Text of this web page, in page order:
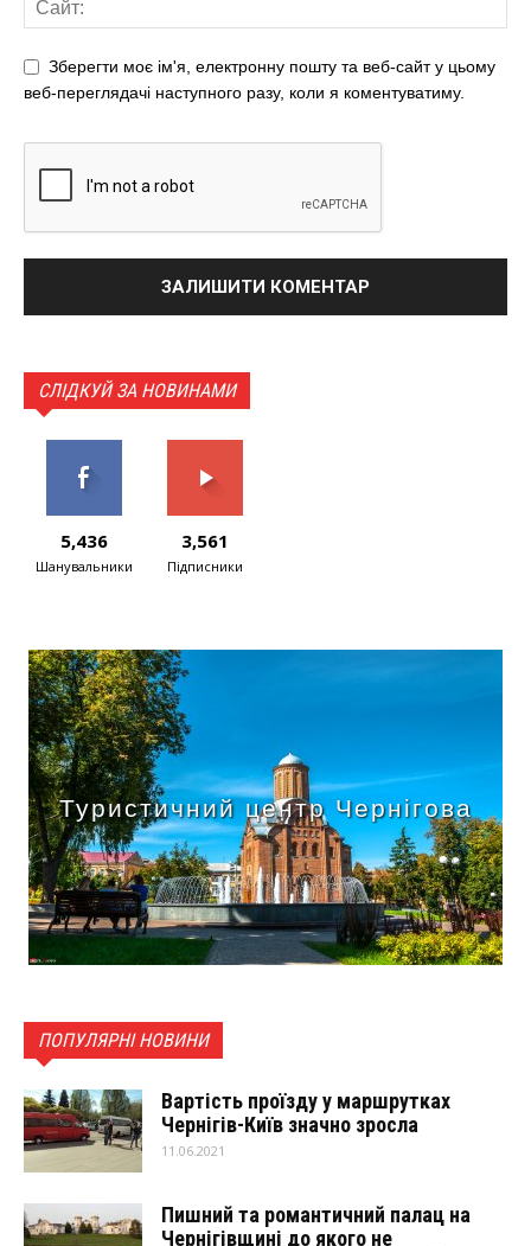
Зберегти моє ім'я, електронну пошту та веб-сайт у цьому
веб-переглядачі наступного разу, коли я коментуватиму.
СЛІДКУЙ ЗА НОВИНАМИ
5,436
Шанувальники
3,561
Підписники
Туристичний центр Чернігова
ПОПУЛЯРНІ НОВИНИ
Вартість проїзду у маршрутках
Чернігів-Київ значно зросла
11.06.2021
Пишний та романтичний палац на
Чернігівщині до якого не